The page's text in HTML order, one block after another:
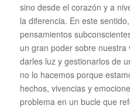
sino desde el corazón y a
la diferencia. En este
pensamientos
un gran poder sobre
darles luz y gestionarlos de
no lo hacemos porque
hechos, vivencias y
problema en un bucle que